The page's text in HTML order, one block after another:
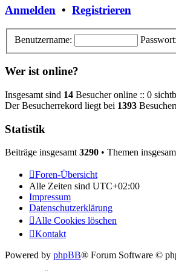
Anmelden • Registrieren
Benutzername: Passwort:
Wer ist online?
Insgesamt sind 14 Besucher online :: 0
Der Besucherrekord liegt bei 1393
Statistik
Beiträge insgesamt 3290 • Themen
Foren-Übersicht
Alle Zeiten sind UTC+02:00
Impressum
Datenschutzerklärung
Alle Cookies löschen
Kontakt
Powered by phpBB® Forum Software ©